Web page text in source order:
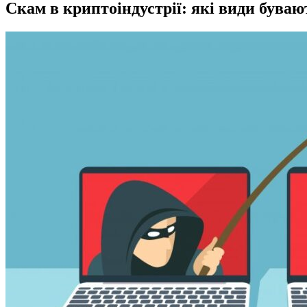
Скам в криптоіндустрії: які види